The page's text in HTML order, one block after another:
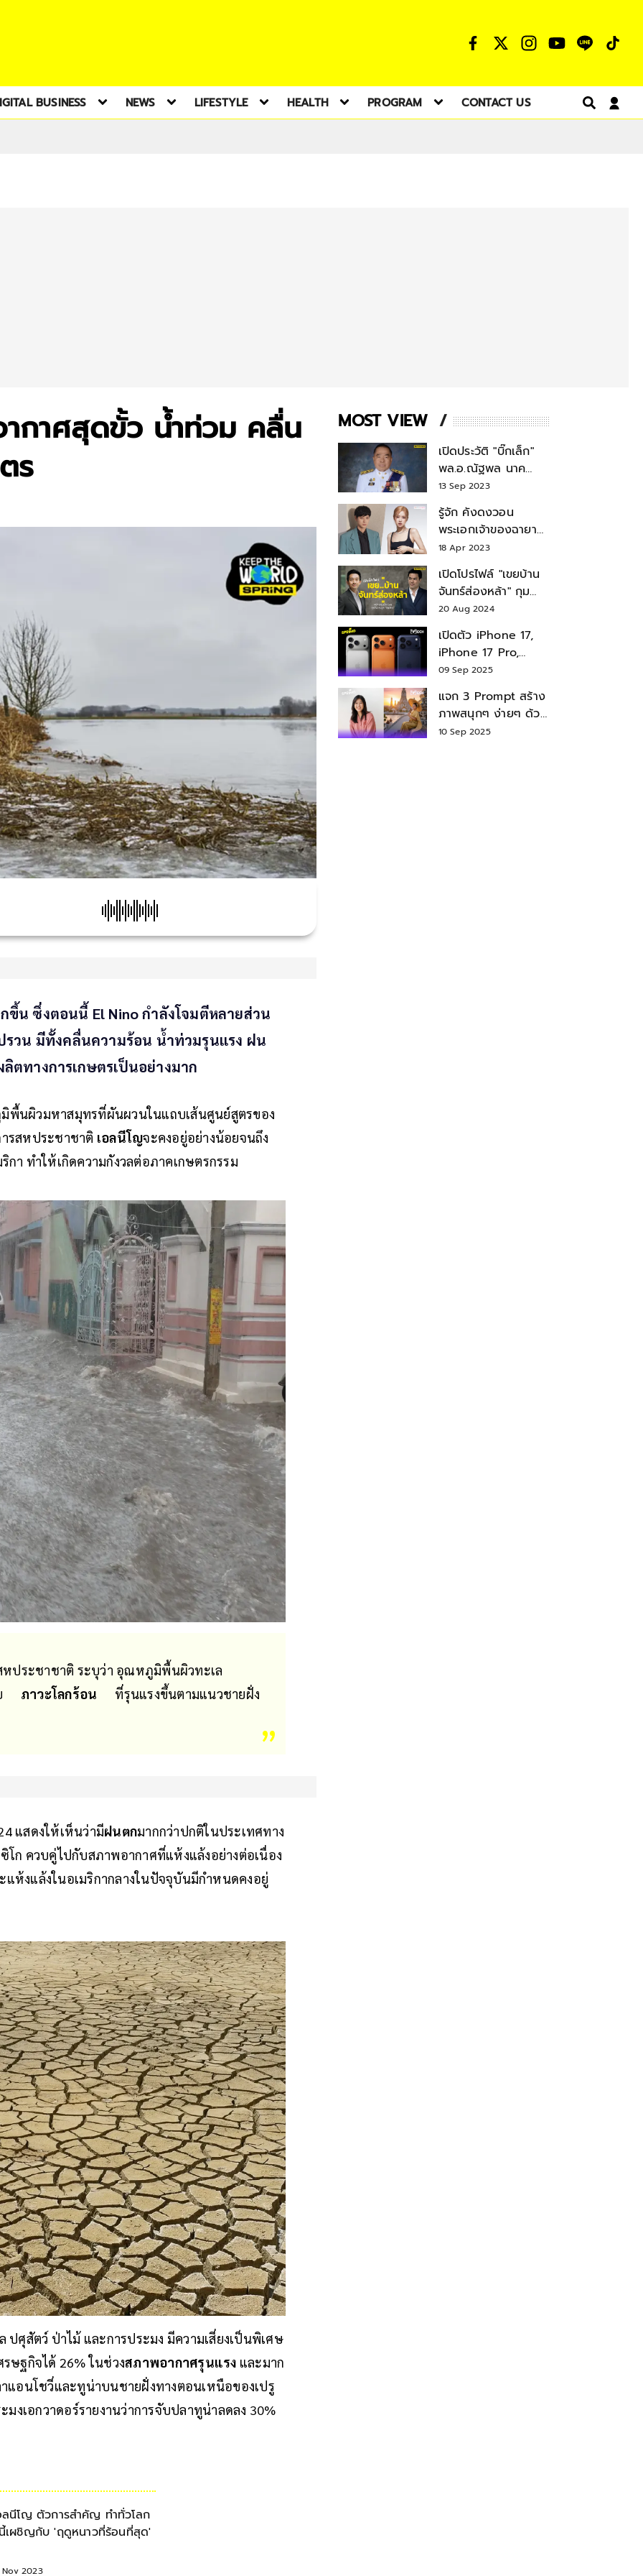
BUSINESS NEWS LIFESTYLE HEALTH PROGRAM CONTACT US
ากาศสุดขั้ว น้ำท่วม คลื่น
ร
น ซึ่งตอนนี้ El Nino กำลังโจมตีหลายส่วน
รวน มีทั้งคลื่นความร้อน น้ำท่วมรุนแรง ฝน
ทางการเกษตรเป็นอย่างมาก
พื้นผิวมหาสมุทรที่ผันผวนในแถบเส้นศูนย์สูตรของ
รสหประชาชาติ เอลนีโญจะคงอยู่อย่างน้อยจนถึง
า ทำให้เกิดความกังวลต่อภาคเกษตรกรรม
หประชาชาติ ระบุว่า อุณหภูมิพื้นผิวทะเล
ภาวะโลกร้อน ที่รุนแรงขึ้นตามแนวชายฝั่ง
แสดงให้เห็นว่ามีฝนตกมากกว่าปกติในประเทศทาง
โก ควบคู่ไปกับสภาพอากาศที่แห้งแล้งอย่างต่อเนื่อง
แห้งแล้งในอเมริกากลางในปัจจุบันมีกำหนดคงอยู่
ปศุสัตว์ ป่าไม้ และการประมง มีความเสี่ยงเป็นพิเศษ
ษฐกิจได้ 26% ในช่วงสภาพอากาศรุนแรง และมาก
แอนโชวี่และทูน่าบนชายฝั่งทางตอนเหนือของเปรู
งเอกวาดอร์รายงานว่าการจับปลาทูน่าลดลง 30%
ลนีโญ ตัวการสำคัญ ทำทั่วโลก
เผชิญกับ 'ฤดูหนาวที่ร้อนที่สุด'
Nov 2023
MOST VIEW
เปิดประวัติ "บิ๊กเล็ก"
พล.อ.ณัฐพล นาค
พาณิชย์ จากเลขาฯ
สมช.-เลขาฯ
รมว.กลาโหม
13 Sep 2023
รู้จัก คังดงวอน
พระเอกเจ้าของฉายา
สมบัติแห่งชาติ หลังมี
18 Apr 2023
เปิดโปรไฟล์ "เขยบ้าน
จันทร์ส่องหล้า" กุม
บังเหียนธุรกิจตระกูล
"ชินวัตร"
20 Aug 2024
เปิดตัว iPhone 17,
iPhone 17 Pro,
iPhone 17 Air สเปค
09 Sep 2025
แจก 3 Prompt สร้าง
ภาพสนุกๆ ง่ายๆ ด้วย
Nano Banana ใน
10 Sep 2025